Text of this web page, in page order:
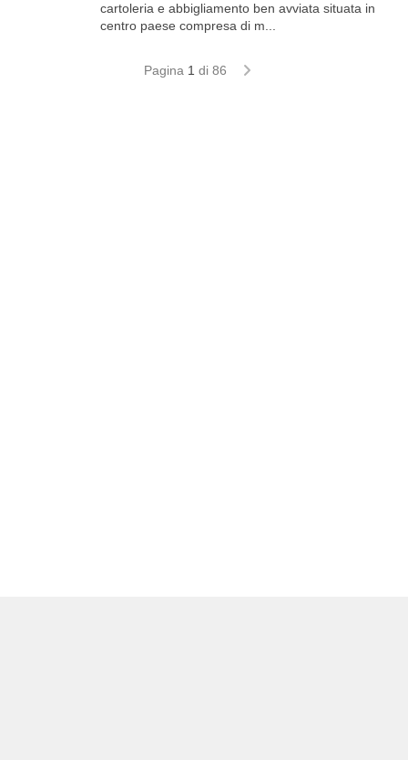
cartoleria e abbigliamento ben avviata situata in
centro paese compresa di m...
Pagina 1 di 86